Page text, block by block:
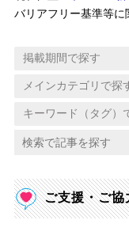
バリアフリー基準等に
ご支援・ご協